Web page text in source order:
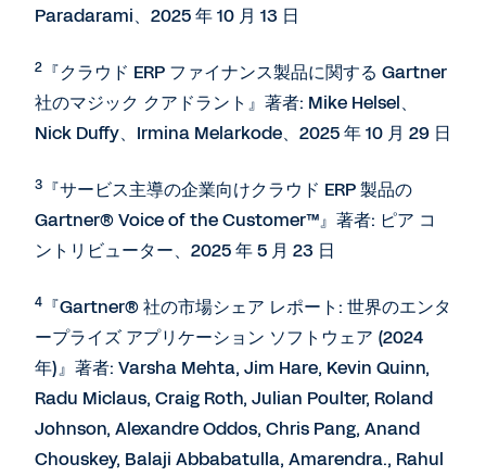
Paradarami、2025 年 10 月 13 日
2 『クラウド ERP ファイナンス製品に関する Gartner
社のマジック クアドラント』著者: Mike Helsel、
Nick Duffy、Irmina Melarkode、2025 年 10 月 29 日
3 『サービス主導の企業向けクラウド ERP 製品の
Gartner® Voice of the Customer™』著者: ピア コ
ントリビューター、2025 年 5 月 23 日
4 『Gartner® 社の市場シェア レポート: 世界のエンタ
ープライズ アプリケーション ソフトウェア (2024
年)』著者: Varsha Mehta, Jim Hare, Kevin Quinn,
Radu Miclaus, Craig Roth, Julian Poulter, Roland
Johnson, Alexandre Oddos, Chris Pang, Anand
Chouskey, Balaji Abbabatulla, Amarendra., Rahul